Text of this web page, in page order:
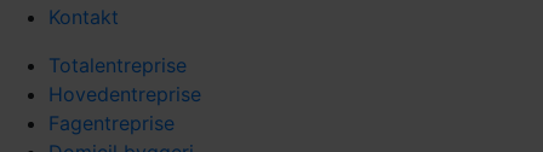
Kontakt
Totalentreprise
Hovedentreprise
Fagentreprise